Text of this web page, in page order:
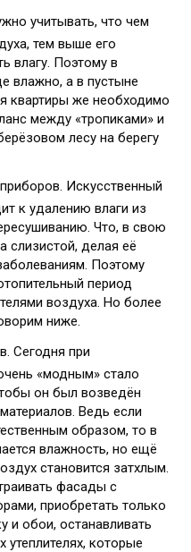
учитывать, что чем
тем выше его
влагу. Поэтому в
влажно, а в пустыне
же необходимо
между «тропиками» и
лесу на берегу
Искусственный
к удалению влаги из
Что, в свою
слизистой, делая её
Поэтому
период
воздуха. Но более
ниже.
Сегодня при
«модным» стало
он был возведён
Ведь если
образом, то в
влажность, но ещё
становится затхлым.
фасады с
приобретать только
и обои, останавливать
которые